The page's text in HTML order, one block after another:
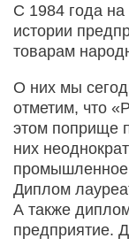
С 1984 года на
истории
товарам
О них мы
отметим, что
этом поприще
них
промышленное
Диплом
А также
предприятие.